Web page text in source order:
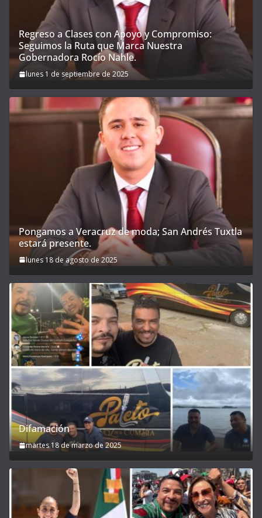
Regreso a Clases con Apoyo y Compromiso:
Seguimos la Ruta que Marca Nuestra
Gobernadora Rocío Nahle.
lunes 1 de septiembre de 2025
Pongamos a Veracruz de moda; San Andrés Tuxtla
estará presente.
lunes 18 de agosto de 2025
Difamación
martes 18 de marzo de 2025